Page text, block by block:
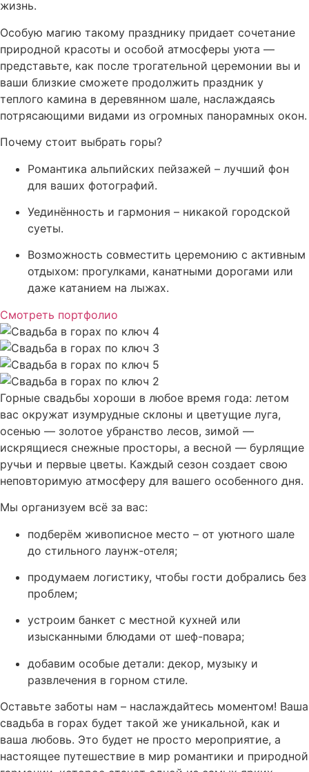
жизнь.
Особую магию такому празднику придает сочетание
природной красоты и особой атмосферы уюта —
представьте, как после трогательной церемонии вы и
ваши близкие сможете продолжить праздник у
теплого камина в деревянном шале, наслаждаясь
потрясающими видами из огромных панорамных окон.
Почему стоит выбрать горы?
Романтика альпийских пейзажей – лучший фон
для ваших фотографий.
Уединённость и гармония – никакой городской
суеты.
Возможность совместить церемонию с активным
отдыхом: прогулками, канатными дорогами или
даже катанием на лыжах.
Смотреть портфолио
Горные свадьбы хороши в любое время года: летом
вас окружат изумрудные склоны и цветущие луга,
осенью — золотое убранство лесов, зимой —
искрящиеся снежные просторы, а весной — бурлящие
ручьи и первые цветы. Каждый сезон создает свою
неповторимую атмосферу для вашего особенного дня.
Мы организуем всё за вас:
подберём живописное место – от уютного шале
до стильного лаунж-отеля;
продумаем логистику, чтобы гости добрались без
проблем;
устроим банкет с местной кухней или
изысканными блюдами от шеф-повара;
добавим особые детали: декор, музыку и
развлечения в горном стиле.
Оставьте заботы нам – наслаждайтесь моментом! Ваша
свадьба в горах будет такой же уникальной, как и
ваша любовь. Это будет не просто мероприятие, а
настоящее путешествие в мир романтики и природной